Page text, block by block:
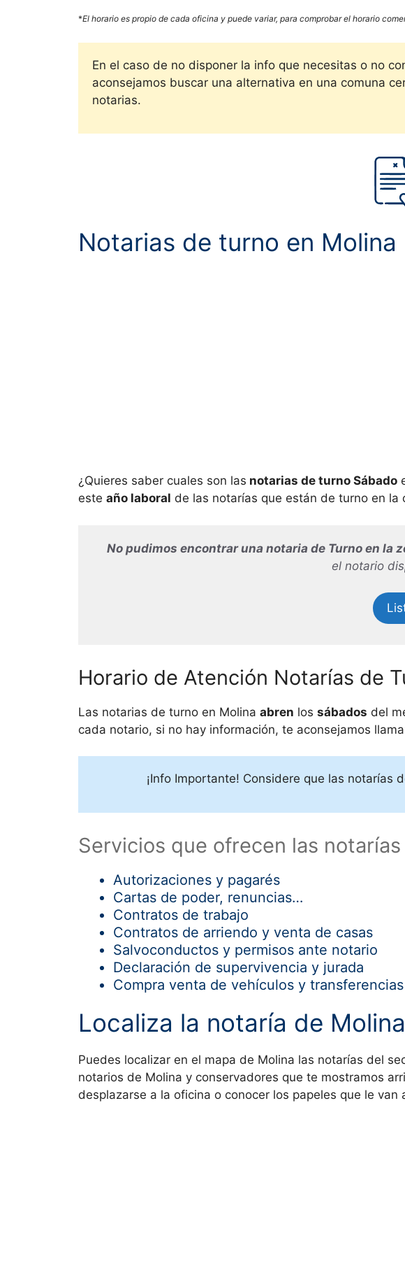
*El horario es propio de cada oficina y puede variar, para comprobar el horario
En el caso de no disponer la info que necesitas o no
aconsejamos buscar una alternativa en una comuna
notarias.
Notarias de turno en Molina
¿Quieres saber cuales son las notarias de turno Sábado
este año laboral de las notarías que están de turno en la
No pudimos encontrar una notaria de Turno en la
el notario
Horario de Atención Notarías de
Las notarias de turno en Molina abren los sábados del
cada notario, si no hay información, te aconsejamos
¡Info Importante! Considere que las
Servicios que ofrecen las
Autorizaciones y pagarés
Cartas de poder, renuncias…
Contratos de trabajo
Contratos de arriendo y venta de casas
Salvoconductos y permisos ante notario
Declaración de supervivencia y jurada
Compra venta de vehículos y transferencias
Localiza la notaría de
Puedes localizar en el mapa de Molina las notarías del
notarios de Molina y conservadores que te mostramos
desplazarse a la oficina o conocer los papeles que le